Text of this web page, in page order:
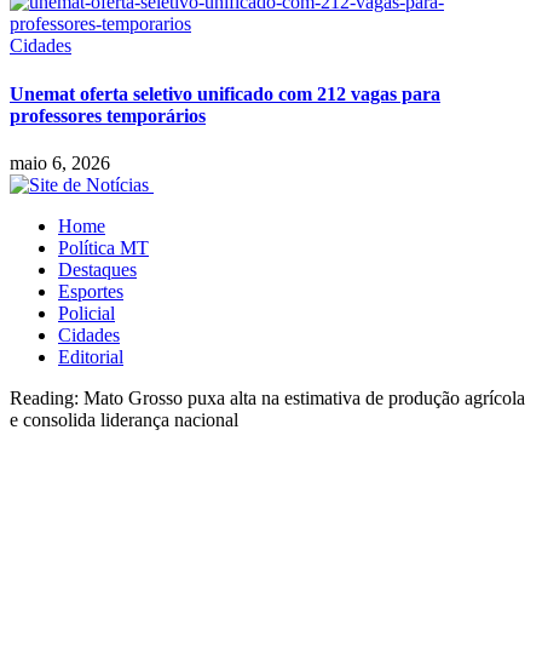
Cidades
Unemat oferta seletivo unificado com 212 vagas para
professores temporários
maio 6, 2026
Home
Política MT
Destaques
Esportes
Policial
Cidades
Editorial
Reading: Mato Grosso puxa alta na estimativa de produção agrícola
e consolida liderança nacional